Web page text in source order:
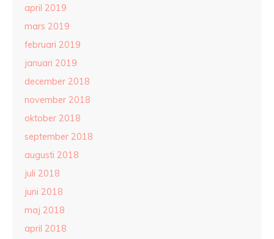
april 2019
mars 2019
februari 2019
januari 2019
december 2018
november 2018
oktober 2018
september 2018
augusti 2018
juli 2018
juni 2018
maj 2018
april 2018